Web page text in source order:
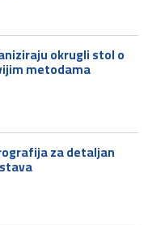
okrugli stol o
metodama
za detaljan